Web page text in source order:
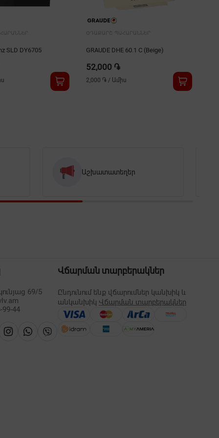
SLD DY6705
ՕԴԱՔԱՐՇ ՊԱՀԱՐԱՆՆԵՐ
GRAUDE DHE 60.1 C (Beige)
52,000 ֏
2,000 ֏ / Ամիս
Աշխատատեղեր
69/5
99-44
Վճարման տարբերակներ
Ընդունում ենք վճարումներ կանխիկ և
անկանխիկ Վճարման տարբերակներ